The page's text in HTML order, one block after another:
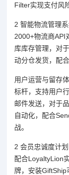
Filter实现支付风
2 智能物流管理
2000+物流商API
库库存管理，对
动分仓发货，配
用户运营与留存
标杆，支持用户
邮件发送，对于
自动化，配合
战。
2 会员忠诚度计
配合LoyaltyLion
牌，安装